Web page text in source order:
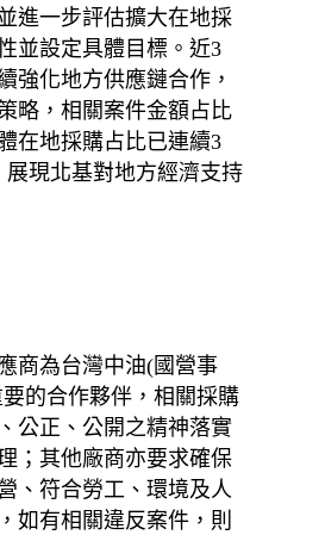
進一步評估擴大在地採
並設定具體目標。近3
強化地方供應鏈合作，
略，相關案件金額占比
在地採購占比已連續3
展現北基對地方經濟支持
商為台灣中油(國營事
的合作夥伴，相關採購
公正、公開之精神落實
；其他廠商亦要求確保
、符合勞工、環境及人
如有相關違反案件，則